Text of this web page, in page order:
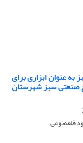
به عنوان ابزاری برای
صنعتی سبز شهرستان
قلعه‌نوعی